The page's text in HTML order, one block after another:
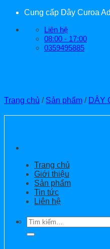
Cung cấp Dây Curoa
Liên hệ
08:00 - 17:00
0359495885
Trang chủ
Giới thiệu
Sản phẩm
Tin tức
Liên hệ
Tìm
kiếm:
Trang chủ / Sản phẩm / DÂY